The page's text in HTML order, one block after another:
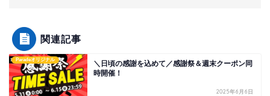
関連記事
Paradeオリジナル
＼日頃の感謝を込めて／感謝祭＆週末クーポン同
時開催！
2025年6月6日